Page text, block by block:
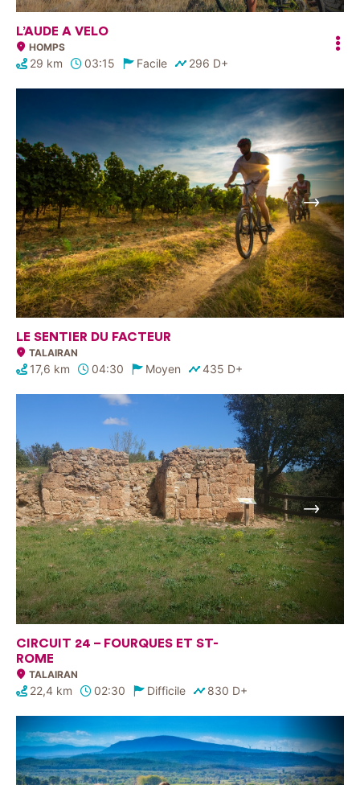
L’AUDE A VELO
HOMPS
29 km 03:15 Facile 296 D+
Suivant
LE SENTIER DU FACTEUR
TALAIRAN
17,6 km 04:30 Moyen 435 D+
Suivant
CIRCUIT 24 – FOURQUES ET ST-
ROME
TALAIRAN
22,4 km 02:30 Difficile 830 D+